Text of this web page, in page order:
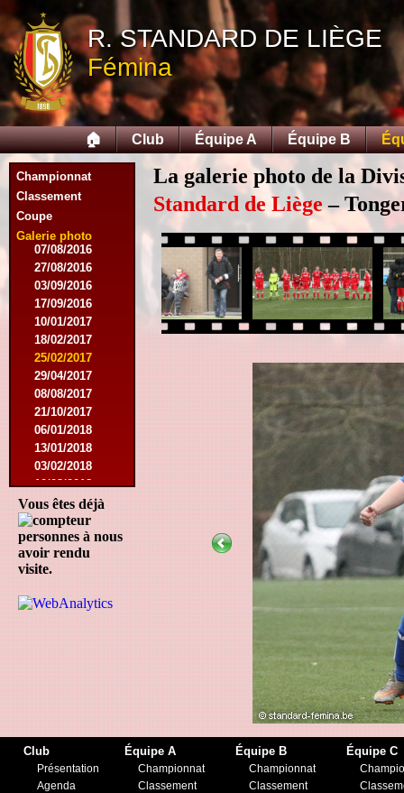
R. STANDARD DE LIÈGE
Fémina
🏠 Club Équipe A Équipe B
Championnat
Classement
Coupe
Galerie photo
05/04/2015
23/05/2015
30/05/2015
12/08/2015
15/08/2015
22/08/2015
12/09/2015
10/10/2015
07/11/2015
21/11/2015
12/12/2015
27/02/2016
12/03/2016
07/08/2016
27/08/2016
03/09/2016
17/09/2016
10/01/2017
18/02/2017
25/02/2017
29/04/2017
08/08/2017
21/10/2017
06/01/2018
13/01/2018
03/02/2018
10/03/2018
05/05/2018
15/08/2018
12/01/2019
27/07/2019
17/08/2019
14/12/2019
Vous êtes déjà
personnes à nous
avoir rendu
visite.
La galerie photo de la
Standard de Liège–
Club
Présentation
Agenda
Équipe A
Championnat
Classement
Équipe B
Championnat
Classement
Équipe C